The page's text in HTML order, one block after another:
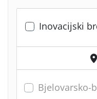
Inovacijski
Bjelovarsko-